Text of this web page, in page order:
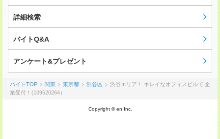
詳細検索
バイトQ&A
アンケート&プレゼント
バイトTOP 関東 東京都 渋谷区
渋谷エリア！ キレイなオフィスビルで 企
業受付！(109520264）
Copyright © en Inc.